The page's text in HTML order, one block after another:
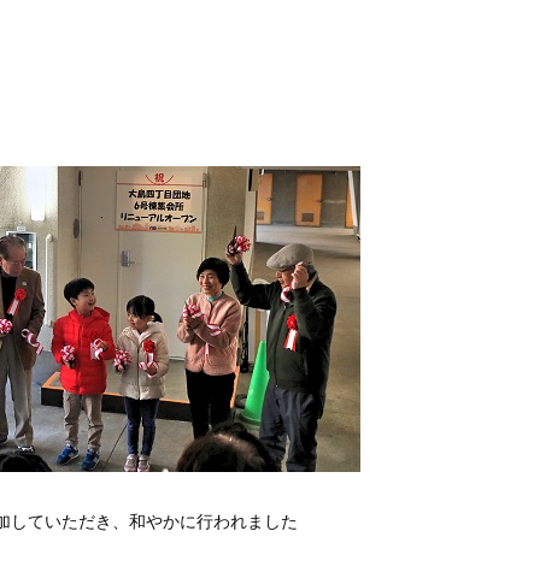
していただき、和やかに行われました